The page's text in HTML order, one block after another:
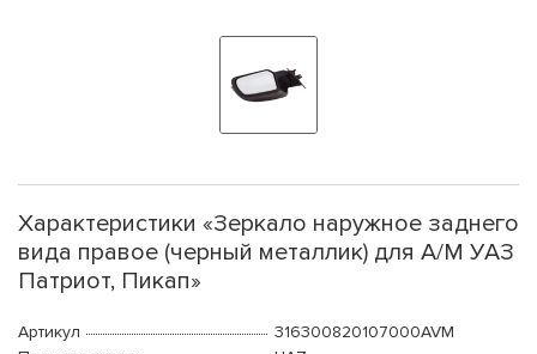
Характеристики «Зеркало наружное заднего
вида правое (черный металлик) для А/М УАЗ
Патриот, Пикап»
Артикул
316300820107000AVM